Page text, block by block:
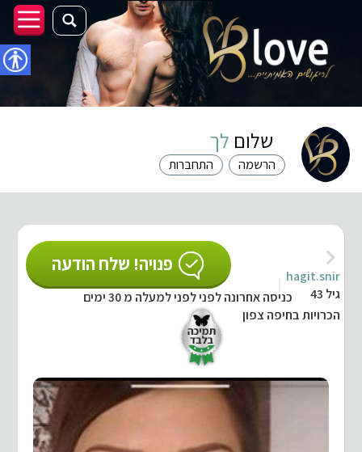
שלום לך
התחברות הרשמה
פנויה! שלח הודעה
hagit.snir
גיל 43
כניסה אחרונה לפני לפני למעלה מ 30 ימים
הכרויות בחיפה צפון